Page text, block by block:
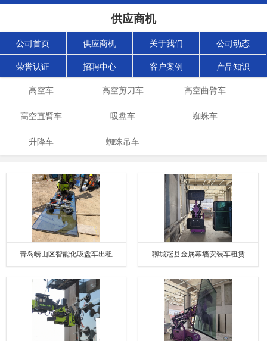
供应商机
公司首页 供应商机 关于我们 公司动态
荣誉认证 招聘中心 客户案例 产品知识
高空车 高空剪刀车 高空曲臂车
高空直臂车 吸盘车 蜘蛛车
升降车 蜘蛛吊车
青岛崂山区智能化吸盘车出租 聊城冠县金属幕墙安装车租赁